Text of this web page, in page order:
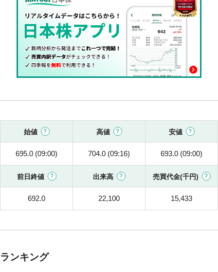
始値 高値 安値
695.0 (09:00) 704.0 (09:16) 693.0 (09:00)
前日終値 出来高 売買代金(千円)
692.0 22,100 15,433
ランキング